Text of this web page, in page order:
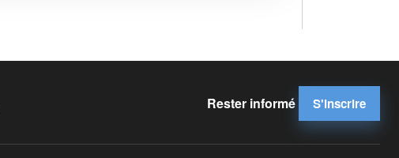
Rester informé S'inscrire